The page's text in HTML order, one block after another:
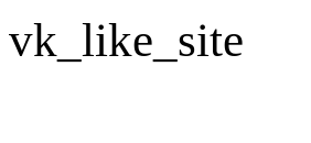
vk_like_site